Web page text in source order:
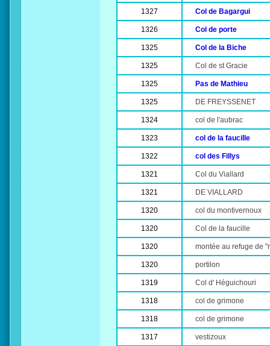
1327 Col de Bagargui
1326 Col de porte
1325 Col de la Biche
1325 Col de st Gracie
1325 Pas de Mathieu
1325 DE FREYSSENET
1324 col de l'aubrac
1323 col de la faucille
1322 col des Fillys
1321 Col du Viallard
1321 DE VIALLARD
1320 col du montivernoux
1320 Col de la faucille
1320 montée au refuge de
1320 portilon
1319 Col d' Héguichouri
1318 col de grimone
1318 col de grimone
1317 vestizoux